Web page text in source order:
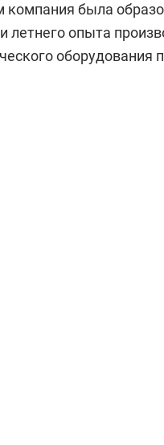
была
летнего опыта
оборудования